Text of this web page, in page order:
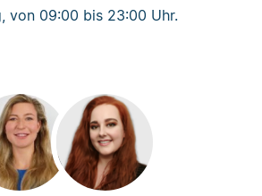
von 09:00 bis 23:00 Uhr.